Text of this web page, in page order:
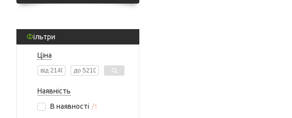
Фільтри
Ціна
Наявність
В наявності
1